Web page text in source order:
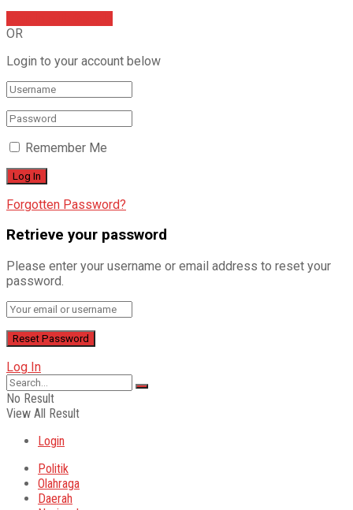
OR
Login to your account below
Remember Me
Forgotten Password?
Retrieve your password
Please enter your username or email address to reset your
password.
Log In
No Result
View All Result
Login
Politik
Olahraga
Daerah